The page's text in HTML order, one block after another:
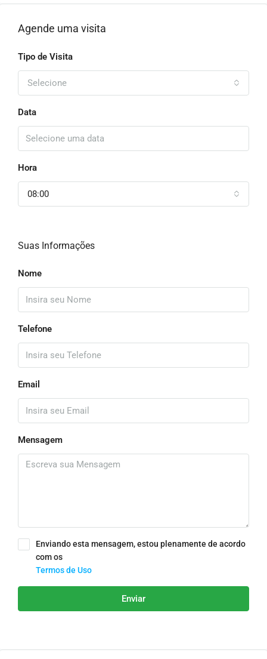
Agende uma visita
Tipo de Visita
Selecione
Data
Hora
08:00
Suas Informações
Nome
Telefone
Email
Mensagem
Enviando esta mensagem, estou plenamente de acordo
com os
Termos de Uso
Enviar